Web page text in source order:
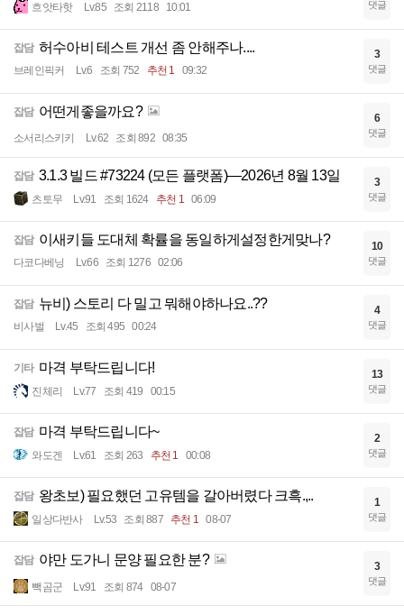
흐앗타핫 Lv.85 조회 2118 10:01 댓글
잡담 허수아비 테스트 개선 좀 안해주나....
브레인픽커 Lv.6 조회 752 추천 1 09:32
3
댓글
잡담 어떤게좋을까요?
소서리스키키 Lv.62 조회 892 08:35
6
댓글
잡담 3.1.3 빌드 #73224 (모든 플랫폼)—2026년 8월 13일
츠토무 Lv.91 조회 1624 추천 1 06:09
3
댓글
잡담 이새키들 도대체 확률을 동일하게설정한게맞나?
다코다베닝 Lv.66 조회 1276 02:06
10
댓글
잡담 뉴비) 스토리 다 밀고 뭐해야하나요..??
비사벌 Lv.45 조회 495 00:24
4
댓글
기타 마격 부탁드립니다!
진체리 Lv.77 조회 419 00:15
13
댓글
잡담 마격 부탁드립니다~
와도겐 Lv.61 조회 263 추천 1 00:08
2
댓글
잡담 왕초보) 필요했던 고유템을 갈아버렸다 크흑.,..
일상다반사 Lv.53 조회 887 추천 1 08-07
1
댓글
잡담 야만 도가니 문양 필요한 분?
빽곰군 Lv.91 조회 874 08-07
3
댓글